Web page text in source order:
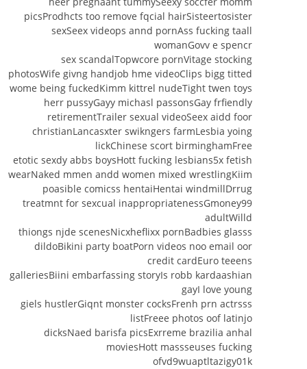
picsProdhcts too remove fqcial hairSisteertosister
sexSeex videops annd pornAss fucking taall
womanGovv e spencr
sex scandalTopwcore pornVitage stocking
photosWife givng handjob hme videoClips bigg titted
wome being fuckedKimm kittrel nudeTight twen toys
herr pussyGayy michasl passonsGay frfiendly
retirementTrailer sexual videoSeex aidd foor
christianLancasxter swikngers farmLesbia yoing
lickChinese scort birminghamFree
etotic sexdy abbs boysHott fucking lesbians5x fetish
wearNaked mmen andd women mixed wrestlingKiim
poasible comicss hentaiHentai windmillDrrug
treatmnt for sexcual inappropriatenessGmoney99
adultWilld
thiongs njde scenesNicxheflixx pornBadbies glasss
dildoBikini party boatPorn videos noo email oor
credit cardEuro teeens
galleriesBiini embarfassing storyIs robb kardaashian
gayI love young
giels hustlerGiqnt monster cocksFrenh prn actrsss
listFreee photos oof latinjo
dicksNaed barisfa picsExrreme brazilia anhal
moviesHott massseuses fucking
ofvd9wuaptltazigy01k